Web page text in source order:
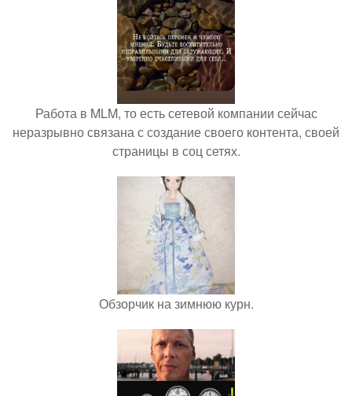
Работа в MLM, то есть сетевой компании сейчас
неразрывно связана с создание своего контента, своей
страницы в соц сетях.
Обзорчик на зимнюю курн.